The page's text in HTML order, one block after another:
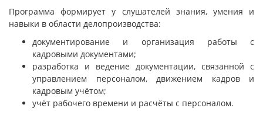
Программа формирует у слушателей знания, умения и
навыки в области делопроизводства:
документирование и организация работы с
кадровыми документами;
разработка и ведение документации, связанной с
управлением персоналом, движением кадров и
кадровым учётом;
учёт рабочего времени и расчёты с персоналом.